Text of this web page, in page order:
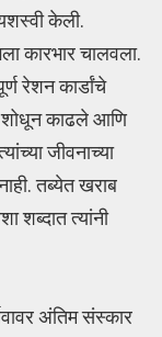
केली.
कारभार चालवला.
रेशन कार्डांचे
शोधून काढले आणि
जीवनाच्या
तब्येत खराब
शब्दात त्यांनी
अंतिम संस्कार